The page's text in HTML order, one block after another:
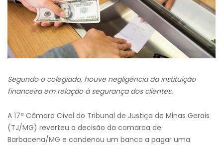
Segundo o colegiado, houve negligência da instituição
financeira em relação à segurança dos clientes.
A 17ª Câmara Cível do Tribunal de Justiça de Minas Gerais
(TJ/MG) reverteu a decisão da comarca de
Barbacena/MG e condenou um banco a pagar uma